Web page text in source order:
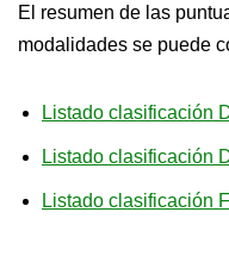
El resumen de las
modalidades se puede
Listado clasificación
Listado clasificación
Listado clasificación